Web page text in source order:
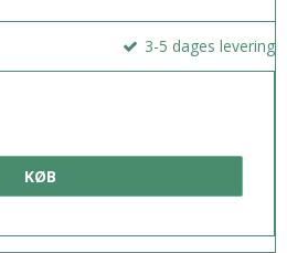
3-5 dages levering
KØB